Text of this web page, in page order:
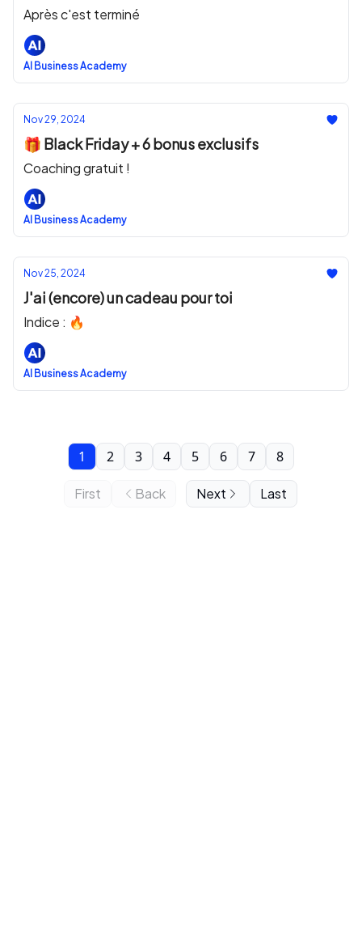
Après c'est terminé
AI Business Academy
Nov 29, 2024
🎁 Black Friday + 6 bonus exclusifs
Coaching gratuit !
AI Business Academy
Nov 25, 2024
J'ai (encore) un cadeau pour toi
Indice : 🔥
AI Business Academy
First Back
1 2 3 4 5 6 7 8
Next Last